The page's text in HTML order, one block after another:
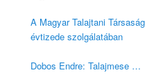
A Magyar Talajtani
évtizede szolgálatában
Dobos Endre: Talajmese …